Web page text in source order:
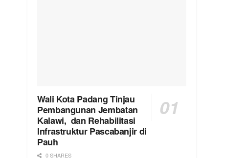
Wali Kota Padang Tinjau
Pembangunan Jembatan
Kalawi, dan Rehabilitasi
Infrastruktur Pascabanjir di
Pauh
0 SHARES